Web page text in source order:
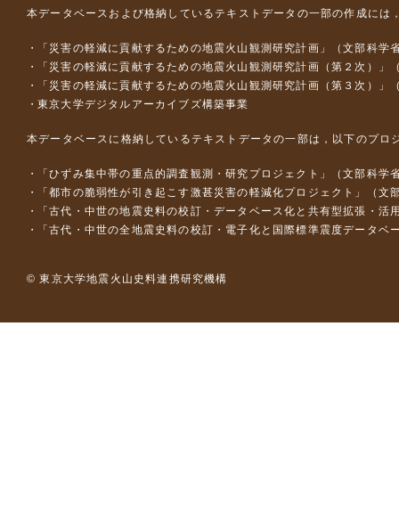
本データベースおよび格納しているテキストデータの一部の作成には
「災害の軽減に貢献するための地震火山観測研究計画」（文部科学
「災害の軽減に貢献するための地震火山観測研究計画（第２次）」
「災害の軽減に貢献するための地震火山観測研究計画（第３次）」
東京大学デジタルアーカイブズ構築事業
本データベースに格納しているテキストデータの一部は，以下のプロ
「ひずみ集中帯の重点的調査観測・研究プロジェクト」（文部科
「都市の脆弱性が引き起こす激甚災害の軽減化プロジェクト」（
「古代・中世の地震史料の校訂・データベース化と共有型拡張・
「古代・中世の全地震史料の校訂・電子化と国際標準震度データ
© 東京大学地震火山史料連携研究機構